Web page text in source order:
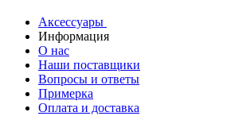
Аксессуары
Информация
О нас
Наши поставщики
Вопросы и ответы
Примерка
Оплата и доставка